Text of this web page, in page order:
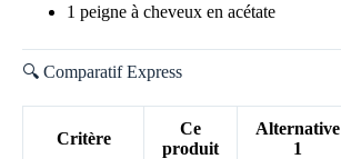
1 peigne à cheveux en acétate
🔍 Comparatif Express
Critère
Ce
produit
Alternative
1